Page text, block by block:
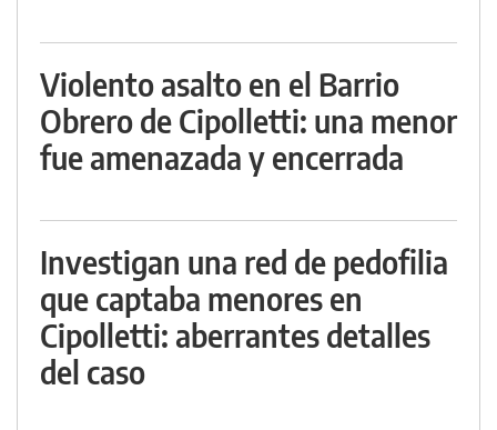
Violento asalto en el Barrio
Obrero de Cipolletti: una menor
fue amenazada y encerrada
Investigan una red de pedofilia
que captaba menores en
Cipolletti: aberrantes detalles
del caso